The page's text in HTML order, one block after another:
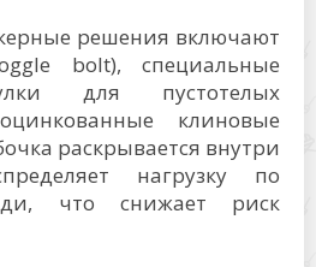
решения включают
bolt), специальные
для пустотелых
клиновые
раскрывается внутри
нагрузку по
что снижает риск